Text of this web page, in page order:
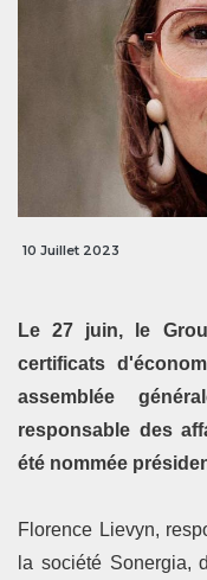
10 Juillet 2023
Le 27 juin, le
certificats
assemblée
responsable des
été nommée
Florence Lievyn,
la société Sonergia,